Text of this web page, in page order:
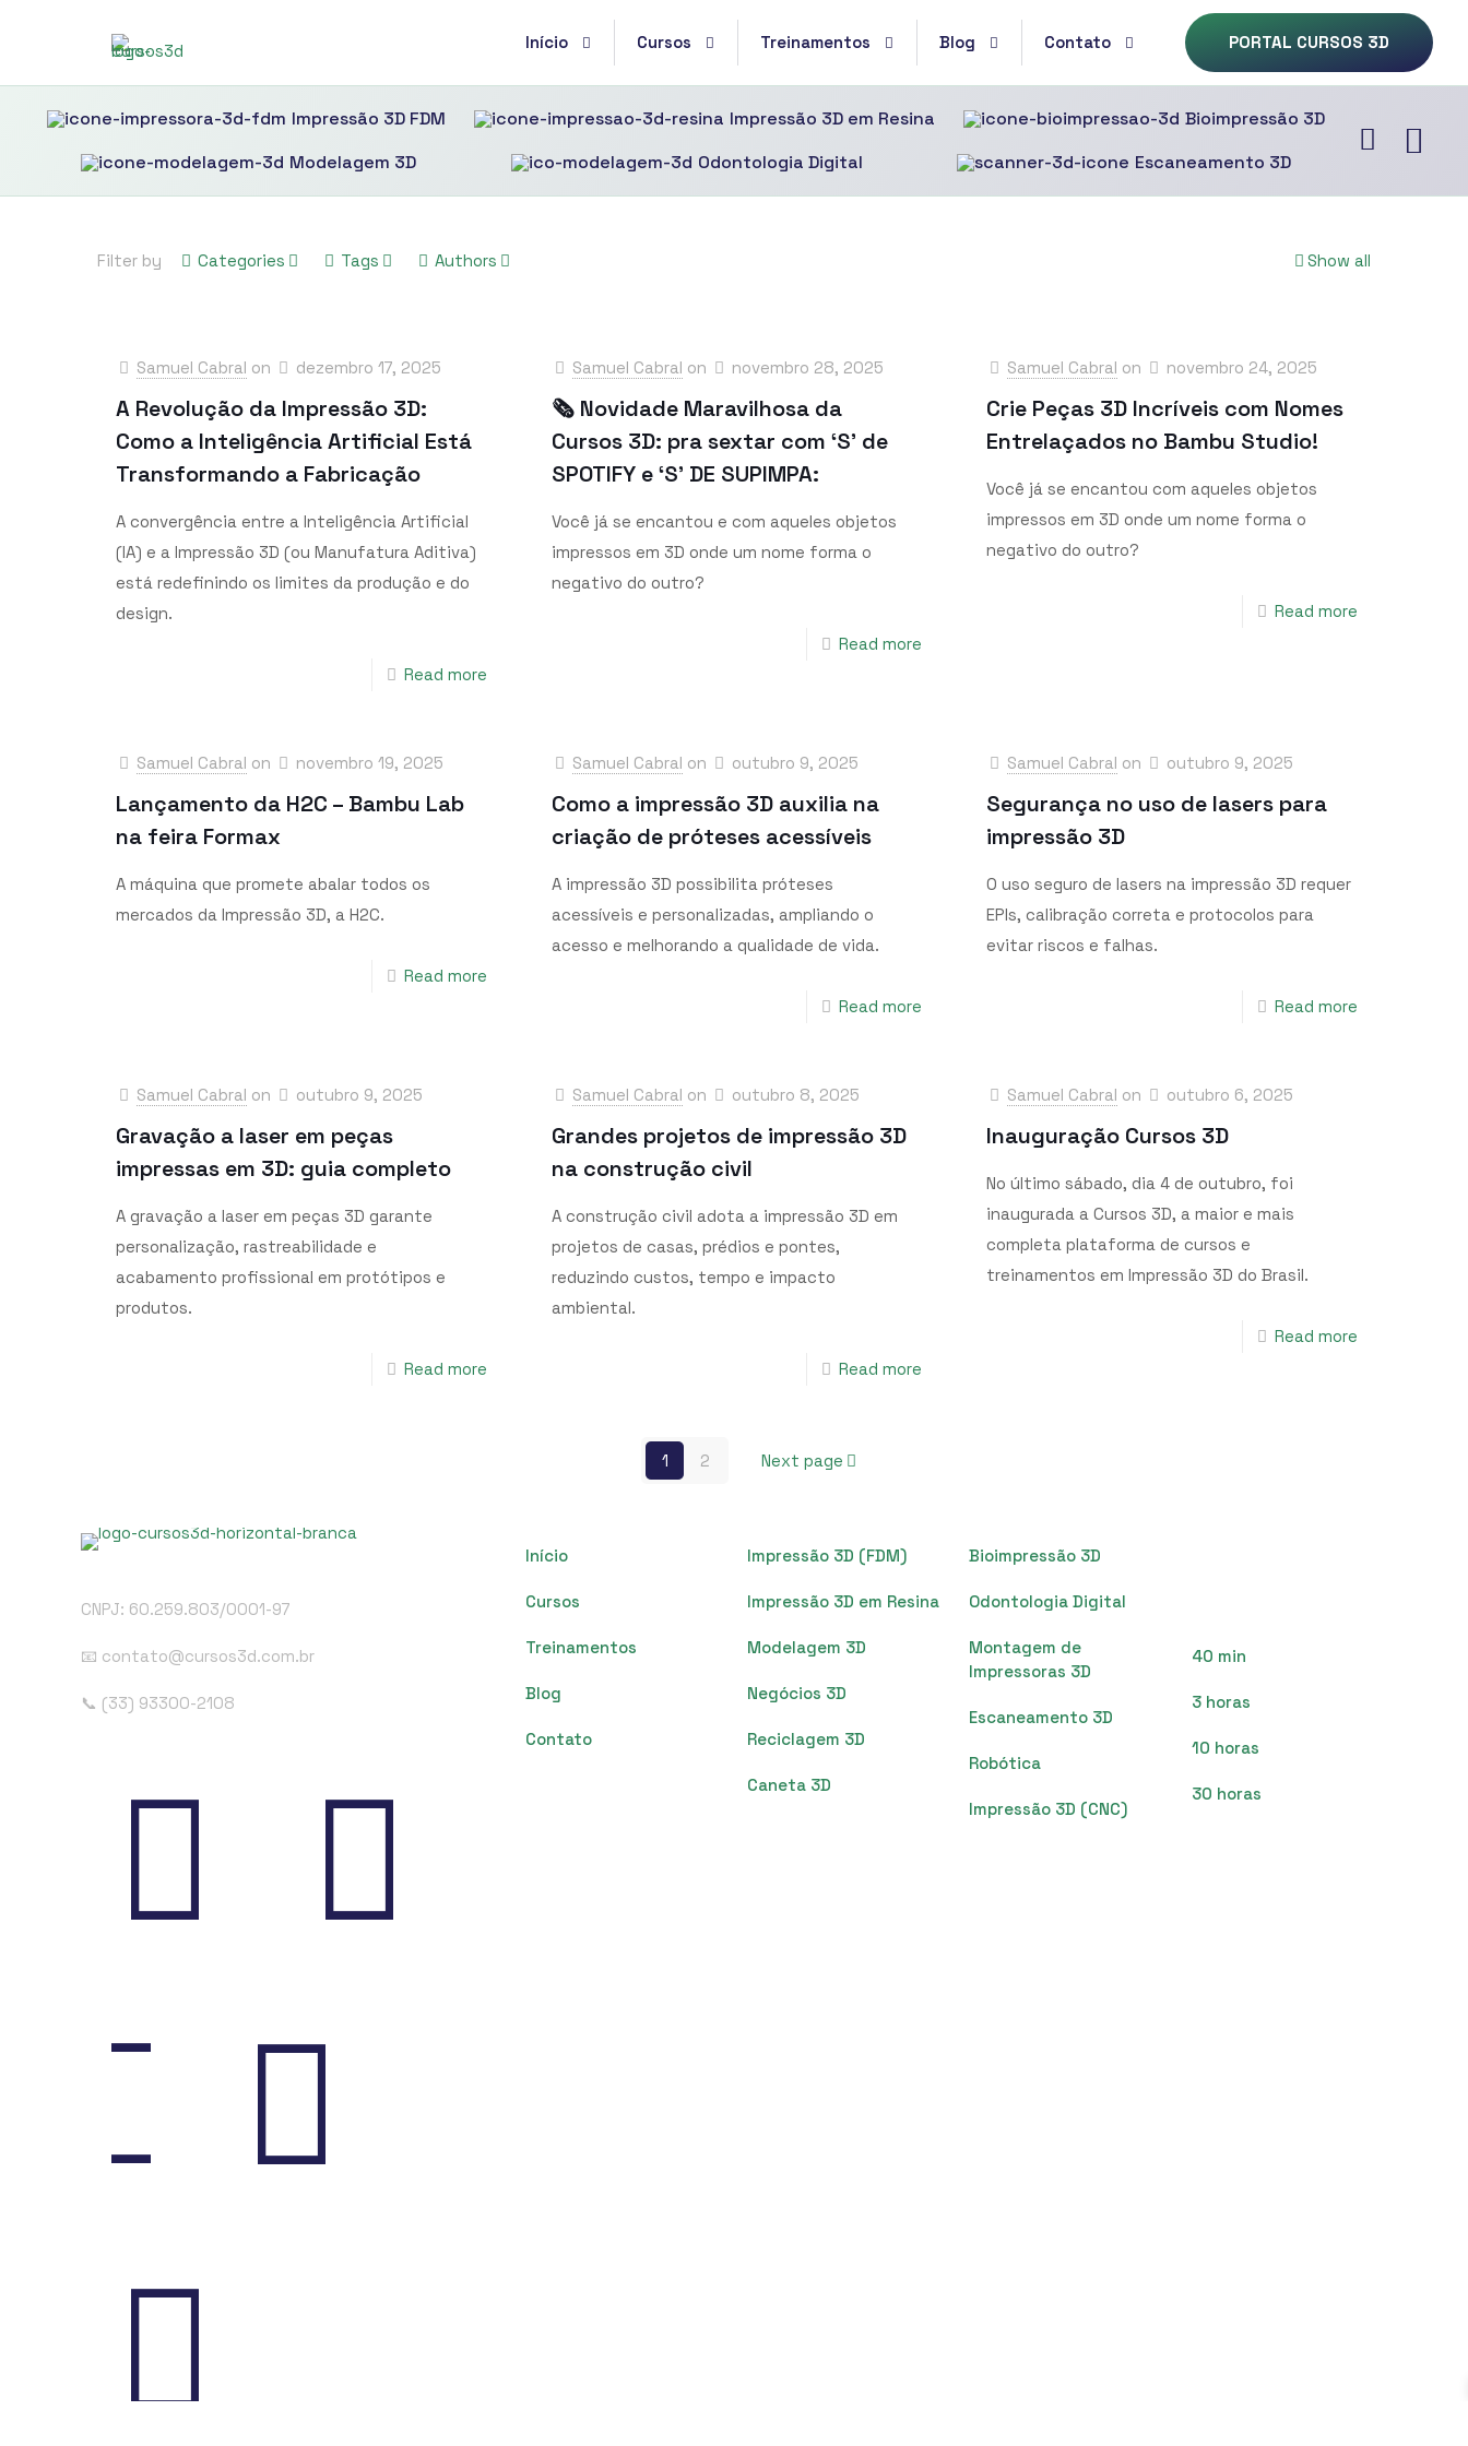
Início Cursos Treinamentos Blog Contato PORTAL CURSOS 3D
Impressão 3D FDM Impressão 3D em Resina
Bioimpressão 3D
Modelagem 3D
Odontologia Digital Escaneamento 3D
Filter by Categories Tags Authors Show all
Samuel Cabral on dezembro 17, 2025
A Revolução da Impressão 3D:
Como a Inteligência Artificial Está
Transformando a Fabricação
A convergência entre a Inteligência Artificial
(IA) e a Impressão 3D (ou Manufatura Aditiva)
está redefinindo os limites da produção e do
design.
Read more
Samuel Cabral on novembro 28, 2025
🗞 Novidade Maravilhosa da
Cursos 3D: pra sextar com ‘S’ de
SPOTIFY e ‘S’ DE SUPIMPA:
Você já se encantou e com aqueles objetos
impressos em 3D onde um nome forma o
negativo do outro?
Read more
Samuel Cabral on novembro 24, 2025
Crie Peças 3D Incríveis com Nomes
Entrelaçados no Bambu Studio!
Você já se encantou com aqueles objetos
impressos em 3D onde um nome forma o
negativo do outro?
Read more
Samuel Cabral on novembro 19, 2025
Lançamento da H2C – Bambu Lab
na feira Formax
A máquina que promete abalar todos os
mercados da Impressão 3D, a H2C.
Read more
Samuel Cabral on outubro 9, 2025
Como a impressão 3D auxilia na
criação de próteses acessíveis
A impressão 3D possibilita próteses
acessíveis e personalizadas, ampliando o
acesso e melhorando a qualidade de vida.
Read more
Samuel Cabral on outubro 9, 2025
Segurança no uso de lasers para
impressão 3D
O uso seguro de lasers na impressão 3D requer
EPIs, calibração correta e protocolos para
evitar riscos e falhas.
Read more
Samuel Cabral on outubro 9, 2025
Gravação a laser em peças
impressas em 3D: guia completo
A gravação a laser em peças 3D garante
personalização, rastreabilidade e
acabamento profissional em protótipos e
produtos.
Read more
Samuel Cabral on outubro 8, 2025
Grandes projetos de impressão 3D
na construção civil
A construção civil adota a impressão 3D em
projetos de casas, prédios e pontes,
reduzindo custos, tempo e impacto
ambiental.
Read more
Samuel Cabral on outubro 6, 2025
Inauguração Cursos 3D
No último sábado, dia 4 de outubro, foi
inaugurada a Cursos 3D, a maior e mais
completa plataforma de cursos e
treinamentos em Impressão 3D do Brasil.
Read more
1 2 Next page
CNPJ: 60.259.803/0001-97
📧 contato@cursos3d.com.br
📞 (33) 93300-2108
Início
Cursos
Treinamentos
Blog
Contato
Impressão 3D (FDM)
Impressão 3D em Resina
Modelagem 3D
Negócios 3D
Reciclagem 3D
Caneta 3D
Bioimpressão 3D
Odontologia Digital
Montagem de
Impressoras 3D
Escaneamento 3D
Robótica
Impressão 3D (CNC)
40 min
3 horas
10 horas
30 horas